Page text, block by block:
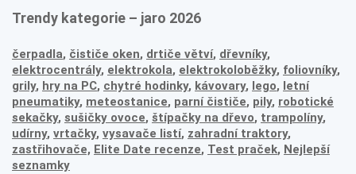
Trendy kategorie – jaro 2026
čerpadla, čističe oken, drtiče větví, dřevníky,
elektrocentrály, elektrokola, elektrokoloběžky, foliovníky,
grily, hry na PC, chytré hodinky, kávovary, lego, letní
pneumatiky, meteostanice, parní čističe, pily, robotické
sekačky, sušičky ovoce, štípačky na dřevo, trampolíny,
udírny, vrtačky, vysavače listí, zahradní traktory,
zastřihovače, Elite Date recenze, Test praček, Nejlepší
seznamky